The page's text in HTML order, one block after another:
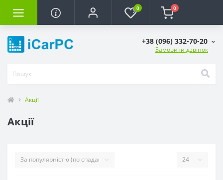
0 0
+38 (096) 332-70-20
Замовити дзвінок
Акції
Акції